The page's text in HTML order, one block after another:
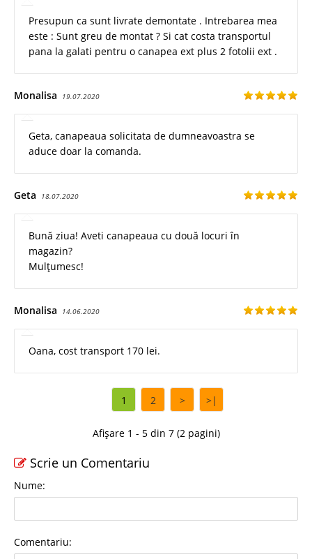
Presupun ca sunt livrate demontate . Intrebarea mea
este : Sunt greu de montat ? Si cat costa transportul
pana la galati pentru o canapea ext plus 2 fotolii ext .
Monalisa 19.07.2020
Geta, canapeaua solicitata de dumneavoastra se
aduce doar la comanda.
Geta 18.07.2020
Bună ziua! Aveti canapeaua cu două locuri în
magazin?
Mulțumesc!
Monalisa 14.06.2020
Oana, cost transport 170 lei.
1 2 > >|
Afișare 1 - 5 din 7 (2 pagini)
Scrie un Comentariu
Nume:
Comentariu: